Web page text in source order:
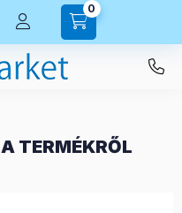
0
TERMÉKRŐL